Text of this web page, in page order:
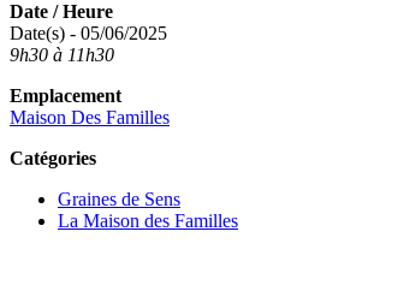
Date / Heure
Date(s) - 05/06/2025
9h30 à 11h30
Emplacement
Maison Des Familles
Catégories
Graines de Sens
La Maison des Familles